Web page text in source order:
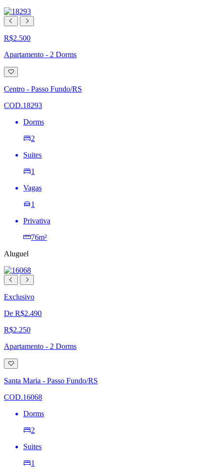
R$2.500
Apartamento - 2 Dorms
Adicionar
à
lista
de
Centro - Passo Fundo/RS
COD.18293
Dorms
2
Suites
1
Vagas
1
Privativa
76m²
Aluguel
Exclusivo
De R$2.490
R$2.250
Apartamento - 2 Dorms
Adicionar
à
lista
de
Santa Maria - Passo Fundo/RS
COD.16068
Dorms
2
Suites
1